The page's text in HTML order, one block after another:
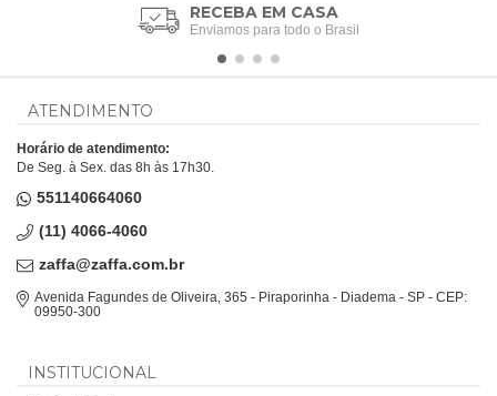
RECEBA EM CASA
Enviamos para todo o Brasil
ATENDIMENTO
Horário de atendimento:
De Seg. à Sex. das 8h às 17h30.
551140664060
(11) 4066-4060
zaffa@zaffa.com.br
Avenida Fagundes de Oliveira, 365 - Piraporinha - Diadema - SP - CEP:
09950-300
INSTITUCIONAL